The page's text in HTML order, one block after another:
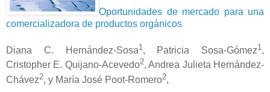
Oportunidades de mercado para una
comercializadora de productos orgánicos
Diana C. Hernández-Sosa1, Patricia Sosa-Gómez1 ,
Cristopher E. Quijano-Acevedo2,Andrea Julieta Hernández-
Chávez2, y María José Poot-Romero2,